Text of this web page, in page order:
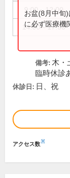
9:00～12:00
14:00～17:30
お盆(8月中旬
に必ず医療機
備考: 木・
臨時休診
休診日: 日、祝
アクセス数※